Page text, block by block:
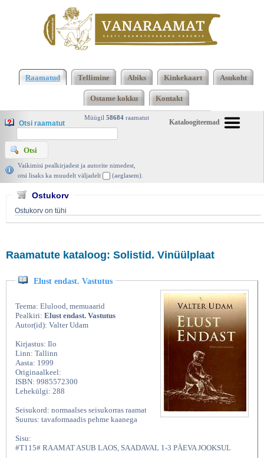
Vastutus, Valter Udam, Ilo 1999 | vanaraamat. ee
Raamatud Tellimine Abiks Kinkekaart Asukoht
Ostame kokku Kontakt
Kataloogiteemad
Müügil 58684 raamatut
Otsi raamatut
Vaikimisi pealkirjadest ja autorite nimedest,
otsi lisaks ka muudelt väljadelt
(aeglasem).
Ostukorv
Ostukorv on tühi
Raamatute kataloog: Solistid. Vinüülplaat
Elust endast. Vastutus
Teema: Elulood, memuaarid
Pealkiri: Elust endast. Vastutus
Autor(id): Valter Udam
Kirjastus: Ilo
Linn: Tallinn
Aasta: 1999
Originaalkeel:
ISBN: 9985572300
Lehekülgi: 288
Seisukord: normaalses seisukorras raamat
Suurus: tavaformaadis pehme kaanega
Sisu:
#T115# RAAMAT ASUB LAOS, SAADAVAL 1-3 PÄEVA JOOKSUL